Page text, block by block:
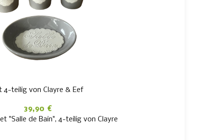
4-teilig von Clayre & Eef
39,90 €
"Salle de Bain", 4-teilig von Clayre